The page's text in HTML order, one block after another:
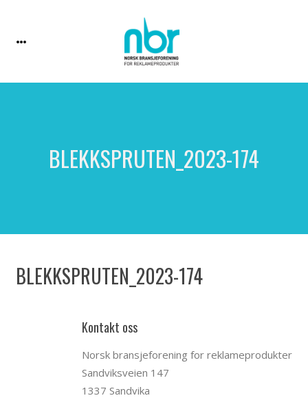
BLEKKSPRUTEN_2023-174
BLEKKSPRUTEN_2023-174
Kontakt oss
Norsk bransjeforening for reklameprodukter
Sandviksveien 147
1337 Sandvika